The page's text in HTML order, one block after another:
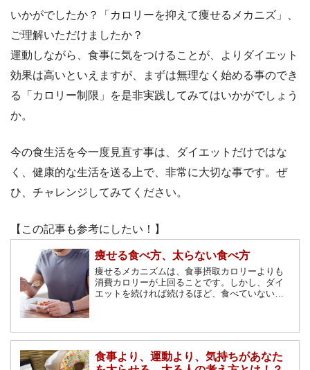
いかがでしたか？「カロリーを抑えて痩せるメカニズ」、
ご理解いただけましたか？
運動しながら、食事に気をつけることが、よりダイエット
効果は高いといえますが、まずは無理なく始める事のでき
る「カロリー制限」を是非実践してみてはいかがでしょう
か。
今の食生活を今一度見直す事は、ダイエットだけではな
く、健康的な生活を送る上で、非常に大切な事です。ぜ
ひ、チャレンジしてみてください。
【この記事も参考にしたい！】
痩せる食べ方、太らない食べ方
痩せるメカニズムは、食事摂取カロリーよりも
消費カロリーが上回ることです。しかし、ダイ
エットを続ければ続けるほど、食べていないの
しれません。「痩せる食べ方」、「太らない食
べ方」について解説します。
食事より、運動より、気持ちがあなた